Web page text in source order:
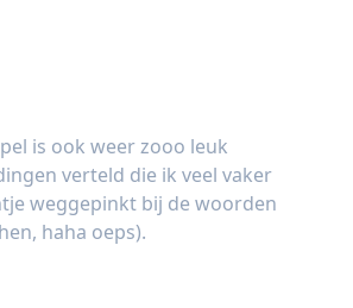
is ook weer zooo leuk
verteld die ik veel vaker
weggepinkt bij de woorden
haha oeps).